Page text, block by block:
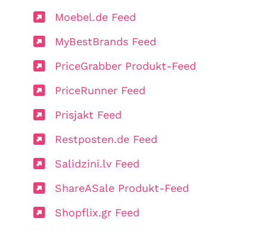
Moebel.de Feed
MyBestBrands Feed
PriceGrabber Produkt-Feed
PriceRunner Feed
Prisjakt Feed
Restposten.de Feed
Salidzini.lv Feed
ShareASale Produkt-Feed
Shopflix.gr Feed